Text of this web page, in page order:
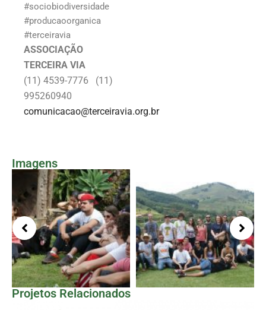
Imagens
Projetos Relacionados
#sociobiodiversidade
#producaoorganica
#terceiravia
ASSOCIAÇÃO
TERCEIRA VIA
(11) 4539-7776 (11)
995260940
comunicacao@terceiravia.org.br